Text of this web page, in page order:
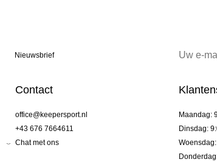
Nieuwsbrief
Contact
office@keepersport.nl
+43 676 7664611
Chat met ons
Maandag:
Dinsdag: